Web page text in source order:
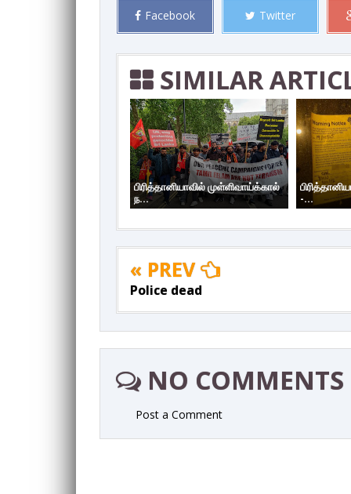
Facebook Twitter
SIMILAR
பிரித்தானியாவில் முள்ளிவாய்க்கால்
ந...
-...
« PREV
Police dead
NO COMMENTS
Post a Comment